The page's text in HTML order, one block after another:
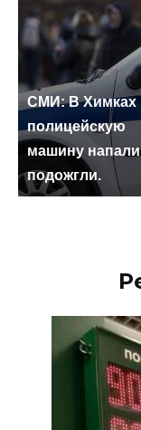
СМИ: В Химках
полицейскую
машину
подожгли.